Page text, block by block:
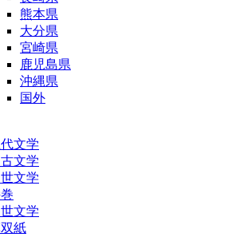
熊本県
大分県
宮崎県
鹿児島県
沖縄県
国外
代文学
文学
文学
文学
紙